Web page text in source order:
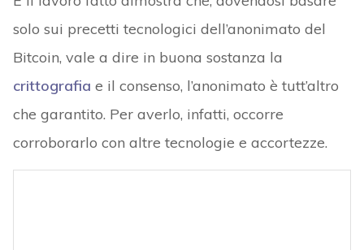
solo sui precetti tecnologici dell’anonimato del
Bitcoin, vale a dire in buona sostanza la
crittografia e il consenso, l’anonimato è tutt’altro
che garantito. Per averlo, infatti, occorre
corroborarlo con altre tecnologie e accortezze.